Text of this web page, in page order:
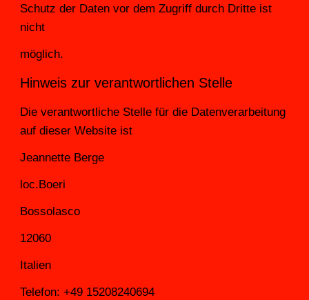
Schutz der Daten vor dem Zugriff durch Dritte ist
nicht
möglich.
Hinweis zur verantwortlichen Stelle
Die verantwortliche Stelle für die Datenverarbeitung
auf dieser Website ist
Jeannette Berge
loc.Boeri
Bossolasco
12060
Italien
Telefon: +49 15208240694